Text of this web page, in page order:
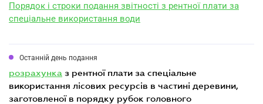
Порядок і строки подання звітності з рентної плати за
спеціальне використання води
Останній день подання
розрахунка з рентної плати за спеціальне
використання лісових ресурсів в частині деревини,
заготовленої в порядку рубок головного